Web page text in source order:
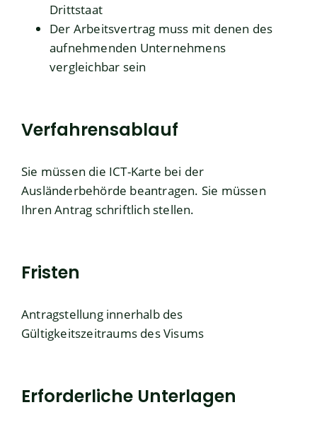
Drittstaat
Der Arbeitsvertrag muss mit denen des
aufnehmenden Unternehmens
vergleichbar sein
Verfahrensablauf
Sie müssen die ICT-Karte bei der
Ausländerbehörde beantragen. Sie müssen
Ihren Antrag schriftlich stellen.
Fristen
Antragstellung innerhalb des
Gültigkeitszeitraums des Visums
Erforderliche Unterlagen